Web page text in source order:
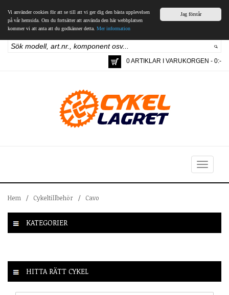
Jag förstår
Vi använder cookies för att se till att vi ger dig den bästa upplevelsen
på vår hemsida. Om du fortsätter att använda den här webbplatsen
kommer vi att anta att du godkänner detta. Mer information
0 ARTIKLAR I VARUKORGEN - 0:-
Toggle
navigation
Hem / Cykeltillbehör / Cavo
KATEGORIER
HITTA RÄTT CYKEL